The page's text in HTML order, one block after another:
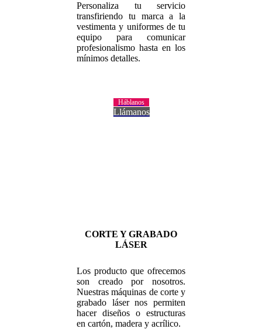
Personaliza tu servicio
transfiriendo tu marca a la
vestimenta y uniformes de tu
equipo para comunicar
profesionalismo hasta en los
mínimos detalles.
Háblanos
Llámanos
CORTE Y GRABADO
LÁSER
Los producto que ofrecemos
son creado por nosotros.
Nuestras máquinas de corte y
grabado láser nos permiten
hacer diseños o estructuras
en cartón, madera y acrílico.